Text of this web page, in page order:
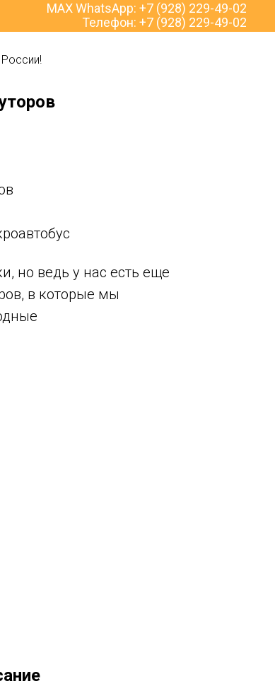
MAX WhatsApp: +7 (928) 229-49-02
Телефон: +7 (928) 229-49-02
но ведь у нас есть еще
в которые мы